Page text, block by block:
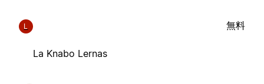
L
La Knabo Lernas
無料